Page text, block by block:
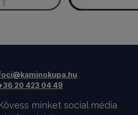
20 423 04 49
minket social média